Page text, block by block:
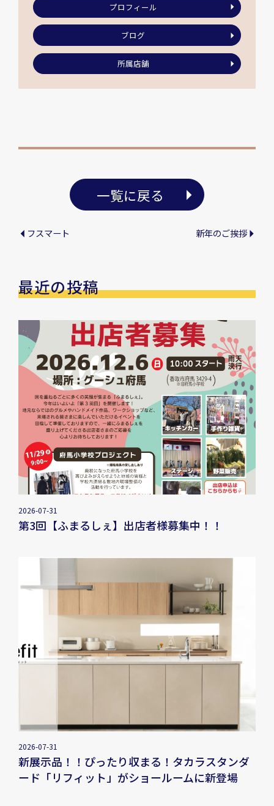
プロフィール
ブログ
所属店舗
一覧に戻る
フスマート 新年のご挨拶
最近の投稿
2026-07-31
第3回【ふまるしぇ】出店者様募集中！！
2026-07-31
新展示品！！ぴったり収まる！タカラスタンダ
ード「リフィット」がショールームに新登場